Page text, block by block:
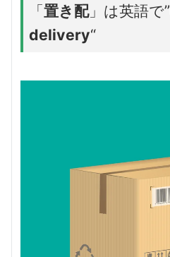
「置き配」は英語で”
delivery“